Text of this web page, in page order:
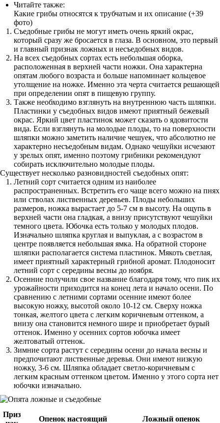
Читайте также:
Какие грибы относятся к трубчатым и их описание (+39
фото)
Съедобные грибы не могут иметь очень яркий окрас,
который сразу же бросается в глаза. В основном, это первый
и главный признак ложных и несъедобных видов.
На всех съедобных сортах есть небольшая оборка,
расположенная в верхней части ножки. Она характерна
опятам любого возраста и больше напоминает кольцевое
утолщение на ножке. Именно эта черта считается решающей
при определении опят в пищевую группу.
Также необходимо взглянуть на внутреннюю часть шляпки.
Пластинки у съедобных видов имеют приятный бежевый
окрас. Яркий цвет пластинок может сказать о ядовитости
вида. Если взглянуть на молодые плоды, то на поверхности
шляпки можно заметить наличие чешуек, что абсолютно не
характерно несъедобным видам. Однако чешуйки исчезают
у зрелых опят, именно поэтому грибники рекомендуют
собирать исключительно молодые плоды.
Существует несколько разновидностей съедобных опят:
Летний сорт считается одним из наиболее
распространенных. Встретить его чаще всего можно на пнях
или стволах лиственных деревьев. Плоды небольших
размеров, ножка вырастает до 5-7 см в высоту. На ощупь в
верхней части она гладкая, а внизу присутствуют чешуйки
темного цвета. Юбочка есть только у молодых плодов.
Изначально шляпка круглая и выпуклая, а с возрастом в
центре появляется небольшая ямка. На обратной стороне
шляпки располагается система пластинок. Мякоть светлая,
имеет приятный характерный грибной аромат. Плодоносит
летний сорт с середины весны до ноября.
Осенние получили свое название благодаря тому, что пик их
урожайности приходится на конец лета и начало осени. По
сравнению с летними сортами осенние имеют более
высокую ножку, высотой около 10-12 см. Сверху ножка
тонкая, желтого цвета с легким коричневым оттенком, а
внизу она становится немного шире и приобретает бурый
оттенок. Именно у осенних сортов юбочка имеет
желтоватый оттенок.
Зимние сорта растут с середины осени до начала весны и
предпочитают лиственные деревья. Они имеют низкую
ножку, 3-6 см. Шляпка обладает светло-коричневым с
легким красным оттенком цветом. Именно у этого сорта нет
юбочки изначально.
Приз
Опенок настоящий Ложный опенок